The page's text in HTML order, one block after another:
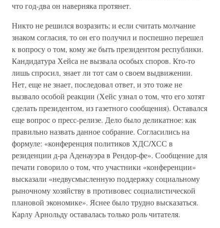
что год-два он наверняка протянет.
Никто не решился возразить; и если считать молчание
знаком согласия, то он его получил и поспешно перешел
к вопросу о том, кому же быть президентом республики.
Кандидатура Хейса не вызвала особых споров. Кто-то
лишь спросил, знает ли тот сам о своем выдвижении.
Нет, еще не знает, последовал ответ, и это тоже не
вызвало особой реакции (Хейс узнал о том, что его хотят
сделать президентом, из газетного сообщения). Оставался
еще вопрос о пресс-релизе. Дело было деликатное: как
правильно назвать данное собрание. Согласились на
формуле: «конференция политиков ХДС/ХСС в
резиденции д-ра Аденауэра в Рендор-фе». Сообщение для
печати говорило о том, что участники «конференции»
высказали «недвусмысленную поддержку социальному
рыночному хозяйству в противовес социалистической
плановой экономике». Яснее было трудно высказаться.
Карлу Арнольду оставалась только роль читателя.